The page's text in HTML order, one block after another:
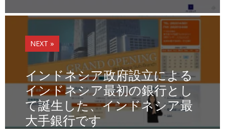
NEXT »
インドネシア政府設立による
インドネシア最初の銀行とし
て誕生した、インドネシア最
大手銀行です